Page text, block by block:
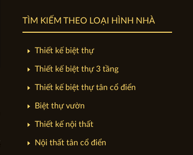
TÌM KIẾM THEO LOẠI HÌNH NHÀ
Thiết kế biệt thự
Thiết kế biệt thự 3 tầng
Thiết kế biệt thự tân cổ điển
Biệt thự vườn
Thiết kế nội thất
Nội thất tân cổ điển